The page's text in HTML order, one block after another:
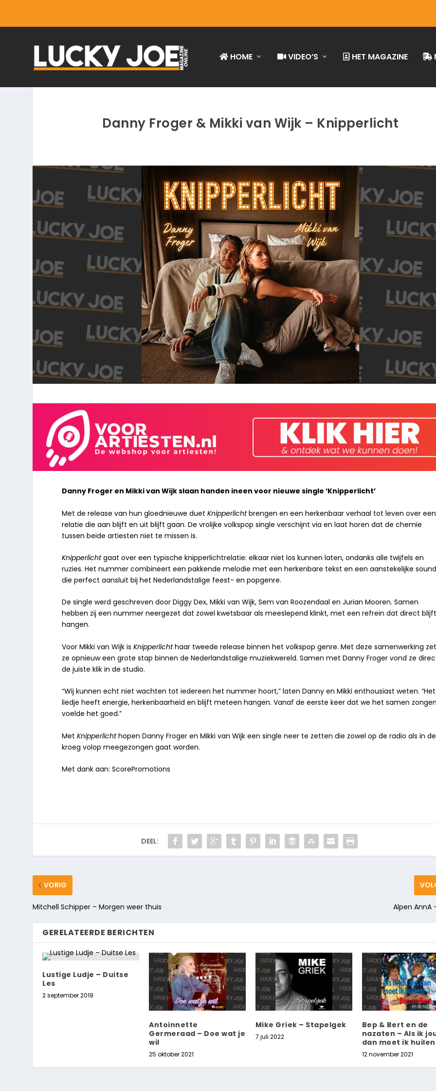
HOME VIDEO’S HET MAGAZINE
Danny Froger & Mikki van Wijk – Knipperlicht
Danny Froger en Mikki van Wijk slaan handen ineen voor nieuwe single ‘Knipperlicht’
Met de release van hun gloednieuwe duetKnipperlichtbrengen en een herkenbaar verhaal tot leven over een
relatie die aan blijft en uit blijft gaan. De vrolijke volkspop single verschijnt via en laat horen dat de chemie
tussen beide artiesten niet te missen is.
Knipperlichtgaat over een typische knipperlichtrelatie: elkaar niet los kunnen laten, ondanks alle twijfels en
ruzies. Het nummer combineert een pakkende melodie met een herkenbare tekst en een aanstekelijke sound
die perfect aansluit bij het Nederlandstalige feest- en popgenre.
De single werd geschreven door Diggy Dex, Mikki van Wijk, Sem van Roozendaal en Jurian Mooren. Samen
hebben zij een nummer neergezet dat zowel kwetsbaar als meeslepend klinkt, met een refrein dat direct blijft
hangen.
Voor Mikki van Wijk isKnipperlichthaar tweede release binnen het volkspop genre. Met deze samenwerking zet
ze opnieuw een grote stap binnen de Nederlandstalige muziekwereld. Samen met Danny Froger vond ze
de juiste klik in de studio.
“Wij kunnen echt niet wachten tot iedereen het nummer hoort,” laten Danny en Mikki enthousiast weten. “Het
liedje heeft energie, herkenbaarheid en blijft meteen hangen. Vanaf de eerste keer dat we het samen zongen
voelde het goed.”
MetKnipperlichthopen Danny Froger en Mikki van Wijk een single neer te zetten die zowel op de radio als in de
kroeg volop meegezongen gaat worden.
Met dank aan: ScorePromotions
DEEL:
VORIG
Mitchell Schipper – Morgen weer thuis Alpen AnnA
GERELATEERDE BERICHTEN
Lustige Ludje – Duitse
Les
2 september 2019
Antoinnette
Germeraad – Doe wat je
wil
25 oktober 2021
Mike Griek – Stapelgek
7 juli 2022
Bep & Bert en de
nazaten – Als ik
dan moet ik huilen
12 november 2021